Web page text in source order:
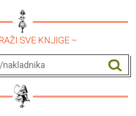
SVE KNJIGE –